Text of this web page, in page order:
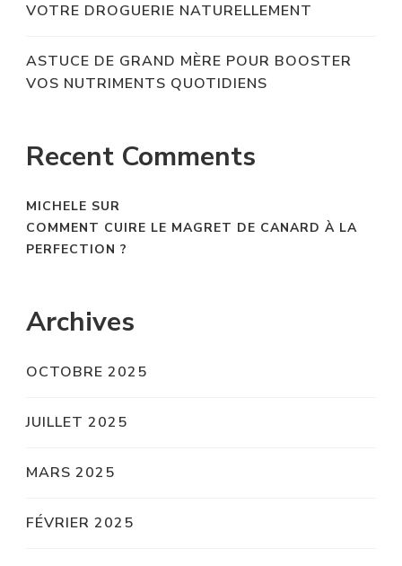
VOTRE DROGUERIE NATURELLEMENT
ASTUCE DE GRAND MÈRE POUR BOOSTER
VOS NUTRIMENTS QUOTIDIENS
Recent Comments
MICHELE SUR
COMMENT CUIRE LE MAGRET DE CANARD À LA
PERFECTION ?
Archives
OCTOBRE 2025
JUILLET 2025
MARS 2025
FÉVRIER 2025